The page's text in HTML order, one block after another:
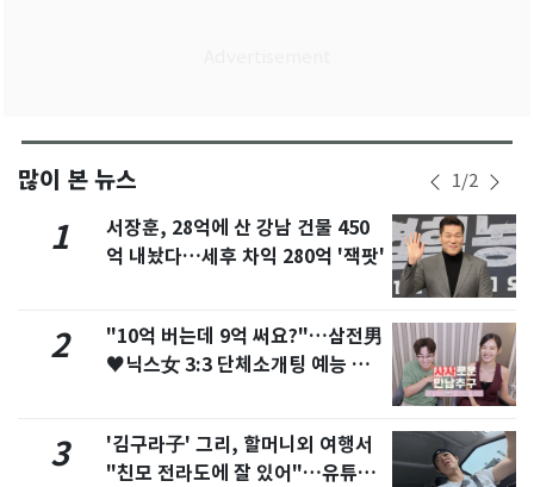
많이 본 뉴스 1/2
1
서장훈, 28억에 산 강남 건물 450
억 내놨다…세후 차익 280억 '잭팟'
2
"10억 버는데 9억 써요?"…삼전男
♥닉스女 3:3 단체소개팅 예능 화
3
'김구라子' 그리, 할머니외 여행서
"친모 전라도에 잘 있어"…유튜브